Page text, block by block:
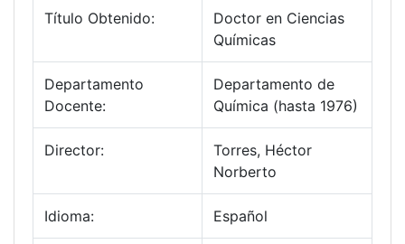
Título Obtenido:
Doctor en Ciencias
Químicas
Departamento
Docente:
Departamento de
Química (hasta 1976)
Director:
Torres, Héctor
Norberto
Idioma: Español